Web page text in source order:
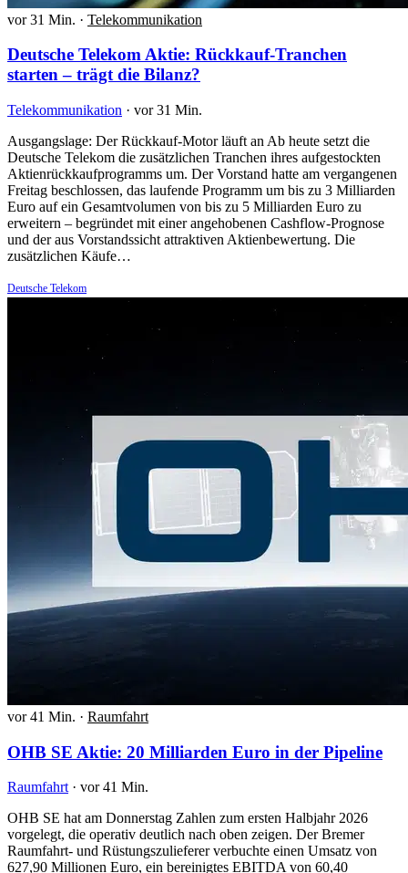
vor 31 Min. · Telekommunikation
Deutsche Telekom Aktie: Rückkauf-Tranchen
starten – trägt die Bilanz?
Telekommunikation · vor 31 Min.
Ausgangslage: Der Rückkauf-Motor läuft an Ab heute setzt die
Deutsche Telekom die zusätzlichen Tranchen ihres aufgestockten
Aktienrückkaufprogramms um. Der Vorstand hatte am vergangenen
Freitag beschlossen, das laufende Programm um bis zu 3 Milliarden
Euro auf ein Gesamtvolumen von bis zu 5 Milliarden Euro zu
erweitern – begründet mit einer angehobenen Cashflow-Prognose
und der aus Vorstandssicht attraktiven Aktienbewertung. Die
zusätzlichen Käufe…
Deutsche Telekom
vor 41 Min. · Raumfahrt
OHB SE Aktie: 20 Milliarden Euro in der Pipeline
Raumfahrt · vor 41 Min.
OHB SE hat am Donnerstag Zahlen zum ersten Halbjahr 2026
vorgelegt, die operativ deutlich nach oben zeigen. Der Bremer
Raumfahrt- und Rüstungszulieferer verbuchte einen Umsatz von
627,90 Millionen Euro, ein bereinigtes EBITDA von 60,40